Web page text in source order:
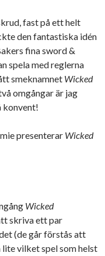
fast på ett helt
den fantastiska idén
fina sword &
spela med reglerna
smeknamnet Wicked
omgångar är jag
konvent!
presenterar Wicked
Wicked
skriva ett par
(de går förstås att
lite vilket spel som helst